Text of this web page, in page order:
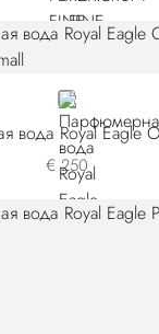
NEUTRAL
вода Royal Eagle
€ 250